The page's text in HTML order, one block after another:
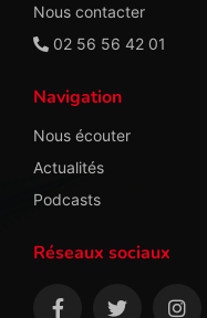
Nous contacter
02 56 56 42 01
Navigation
Nous écouter
Actualités
Podcasts
Réseaux sociaux